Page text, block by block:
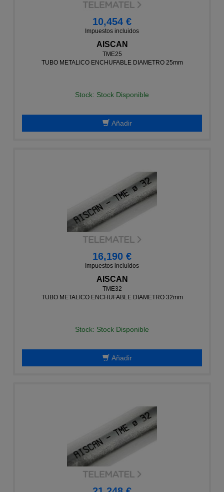
10,454 €
Impuestos incluidos
AISCAN
TME25
TUBO METALICO ENCHUFABLE DIAMETRO 25mm
Stock: Stock Disponible
Añadir
16,190 €
Impuestos incluidos
AISCAN
TME32
TUBO METALICO ENCHUFABLE DIAMETRO 32mm
Stock: Stock Disponible
Añadir